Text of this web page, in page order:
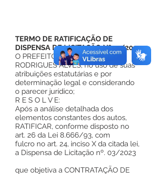
TERMO DE RATIFICAÇÃO DE
DISPENSA DE LICITAÇÃO Nº03/2023
O PREFEITO MUNICIPAL DE
RODRIGUES ALVES, no uso de suas
atribuições estatutárias e por
determinação legal e considerando
o parecer jurídico;
R E S O L V E:
Após a análise detalhada dos
elementos constantes dos autos,
RATIFICAR, conforme disposto no
art. 26 da Lei 8.666/93, com
fulcro no art. 24, inciso X da citada lei,
a Dispensa de Licitação nº. 03/2023
que objetiva a CONTRATAÇÃO DE